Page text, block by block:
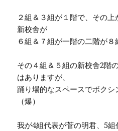
２組＆３組が１階で、その
新校舎が
６組＆７組が一階の二階が８
その４組＆５組の新校舎2階
はありますが、
踊り場的なスペースでボク
（爆）
我が4組代表が菅の明君、5